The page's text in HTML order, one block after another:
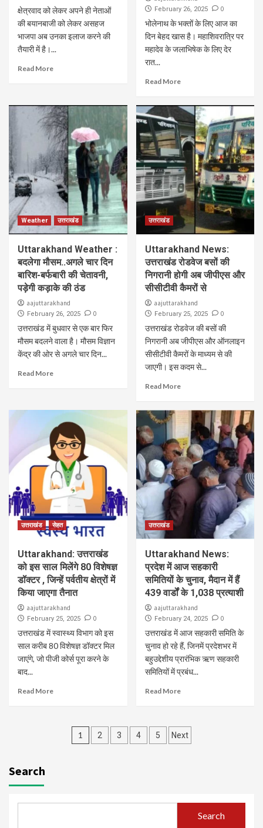
क्षेत्रवाद को लेकर अपने ही नेताओं
की बयानबाजी को लेकर असहज
भाजपा अब उनका इलाज करने की
तैयारी में है।...
Read More
February 26, 2025 0
भोलेनाथ के भक्तों के लिए आज का
दिन बेहद खास है। महाशिवरात्रि पर
महादेव के जलाभिषेक के लिए देर
रात...
Read More
Weather उत्तराखंड
Uttarakhand Weather :
बदलेगा मौसम..अगले चार दिन
बारिश-बर्फबारी की चेतावनी,
पड़ेगी कड़ाके की ठंड
aajuttarakhand
February 26, 2025 0
उत्तराखंड में बुधवार से एक बार फिर
मौसम बदलने वाला है। मौसम विज्ञान
केंद्र की ओर से अगले चार दिन...
Read More
उत्तराखंड
Uttarakhand News:
उत्तराखंड रोडवेज बसों की
निगरानी होगी अब जीपीएस और
सीसीटीवी कैमरों से
aajuttarakhand
February 25, 2025 0
उत्तराखंड रोडवेज की बसों की
निगरानी अब जीपीएस और ऑनलाइन
सीसीटीवी कैमरों के माध्यम से की
जाएगी। इस कदम से...
Read More
उत्तराखंड सेहत
Uttarakhand: उत्तराखंड
को इस साल मिलेंगे 80 विशेषज्ञ
डॉक्टर , जिन्हें पर्वतीय क्षेत्रों में
किया जाएगा तैनात
aajuttarakhand
February 25, 2025 0
उत्तराखंड में स्वास्थ्य विभाग को इस
साल करीब 80 विशेषज्ञ डॉक्टर मिल
जाएंगे, जो पीजी कोर्स पूरा करने के
बाद...
Read More
उत्तराखंड
Uttarakhand News:
प्रदेश में आज सहकारी
समितियों के चुनाव, मैदान में हैं
439 वार्डों के 1,038 प्रत्याशी
aajuttarakhand
February 24, 2025 0
उत्तराखंड में आज सहकारी समिति के
चुनाव हो रहे हैं, जिनमें प्रदेशभर में
बहुउद्देशीय प्रारंभिक ऋण सहकारी
समितियों में प्रबंध...
Read More
Posts
1 2 3 4 5 Next
Search
Search